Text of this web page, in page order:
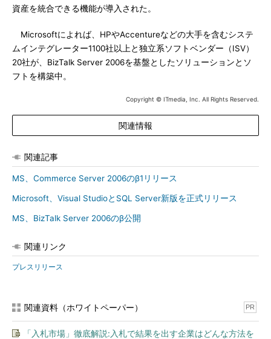
資産を統合できる機能が導入された。
Microsoftによれば、HPやAccentureなどの大手を含むシステ
ムインテグレーター1100社以上と独立系ソフトベンダー（ISV）
20社が、BizTalk Server 2006を基盤としたソリューションとソ
フトを構築中。
Copyright © ITmedia, Inc. All Rights Reserved.
関連情報
関連記事
MS、Commerce Server 2006のβ1リリース
Microsoft、Visual StudioとSQL Server新版を正式リリース
MS、BizTalk Server 2006のβ公開
関連リンク
プレスリリース
関連資料（ホワイトペーパー） PR
「入札市場」徹底解説:入札で結果を出す企業はどんな方法を